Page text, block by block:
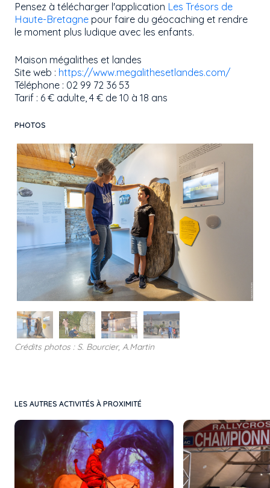
Pensez à télécharger l'application Les Trésors de
Haute-Bretagne pour faire du géocaching et rendre
le moment plus ludique avec les enfants.
Maison mégalithes et landes
Site web : https://www.megalithesetlandes.com/
Téléphone : 02 99 72 36 53
Tarif : 6 € adulte, 4 € de 10 à 18 ans
PHOTOS
Crédits photos : S. Bourcier, A.Martin
LES AUTRES ACTIVITÉS À PROXIMITÉ